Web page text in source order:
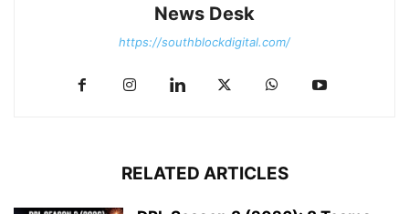
News Desk
https://southblockdigital.com/
RELATED ARTICLES